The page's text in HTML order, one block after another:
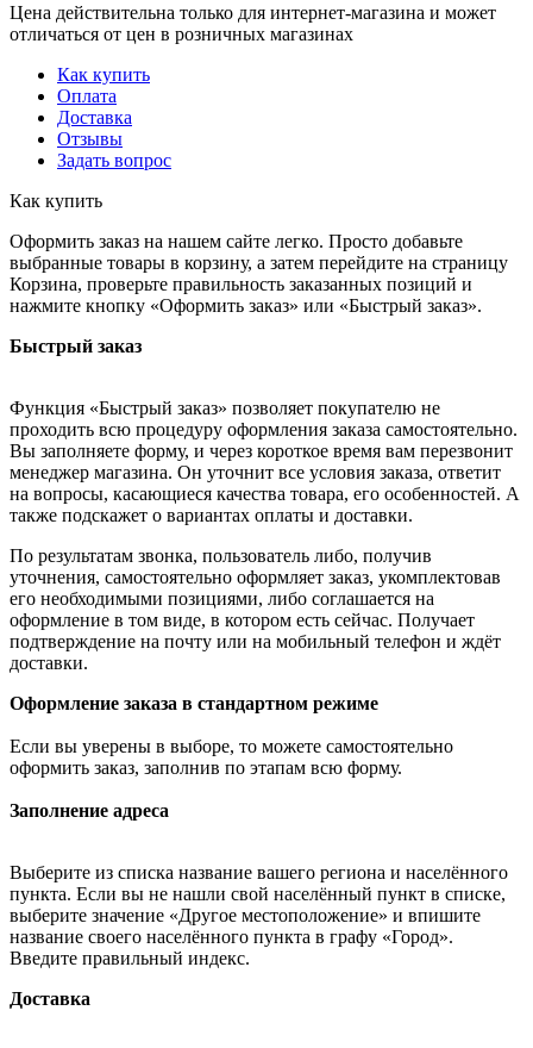
Цена действительна только для интернет-магазина и может
отличаться от цен в розничных магазинах
Как купить
Оплата
Доставка
Отзывы
Задать вопрос
Как купить
Оформить заказ на нашем сайте легко. Просто добавьте
выбранные товары в корзину, а затем перейдите на страницу
Корзина, проверьте правильность заказанных позиций и
нажмите кнопку «Оформить заказ» или «Быстрый заказ».
Быстрый заказ
Функция «Быстрый заказ» позволяет покупателю не
проходить всю процедуру оформления заказа самостоятельно.
Вы заполняете форму, и через короткое время вам перезвонит
менеджер магазина. Он уточнит все условия заказа, ответит
на вопросы, касающиеся качества товара, его особенностей. А
также подскажет о вариантах оплаты и доставки.
По результатам звонка, пользователь либо, получив
уточнения, самостоятельно оформляет заказ, укомплектовав
его необходимыми позициями, либо соглашается на
оформление в том виде, в котором есть сейчас. Получает
подтверждение на почту или на мобильный телефон и ждёт
доставки.
Оформление заказа в стандартном режиме
Если вы уверены в выборе, то можете самостоятельно
оформить заказ, заполнив по этапам всю форму.
Заполнение адреса
Выберите из списка название вашего региона и населённого
пункта. Если вы не нашли свой населённый пункт в списке,
выберите значение «Другое местоположение» и впишите
название своего населённого пункта в графу «Город».
Введите правильный индекс.
Доставка